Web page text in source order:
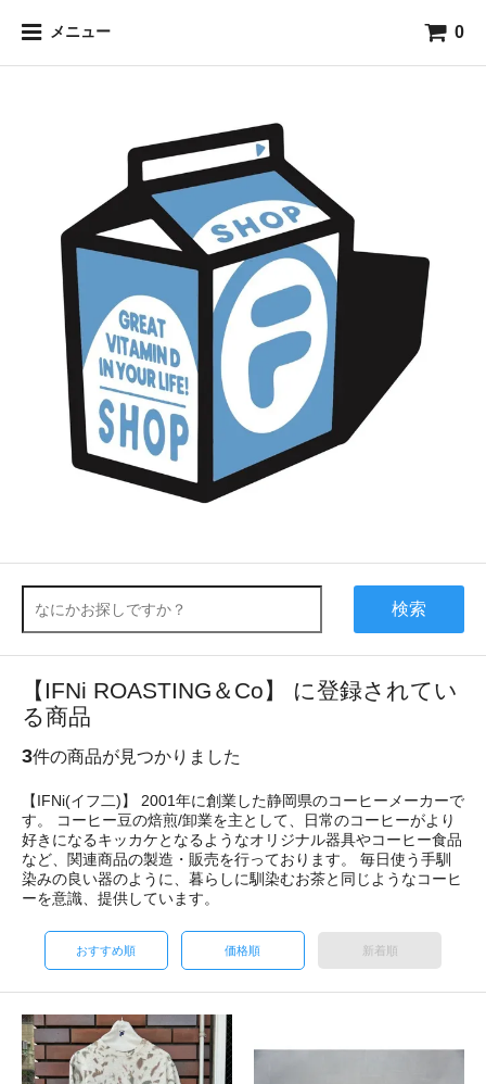
メニュー 0
検索
【IFNi ROASTING＆Co】 に登録されてい
る商品
3件の商品が見つかりました
【IFNi(イフ二)】 2001年に創業した静岡県のコーヒーメーカーで
す。 コーヒー豆の焙煎/卸業を主として、日常のコーヒーがより
好きになるキッカケとなるようなオリジナル器具やコーヒー食品
など、関連商品の製造・販売を行っております。 毎日使う手馴
染みの良い器のように、暮らしに馴染むお茶と同じようなコーヒ
ーを意識、提供しています。
おすすめ順 価格順 新着順